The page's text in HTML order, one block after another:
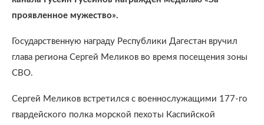
проявленное мужество».
Государственную награду Республики Дагестан вручил
глава региона Сергей Меликов во время посещения зоны
СВО.
Сергей Меликов встретился с военнослужащими 177-го
гвардейского полка морской пехоты Каспийской